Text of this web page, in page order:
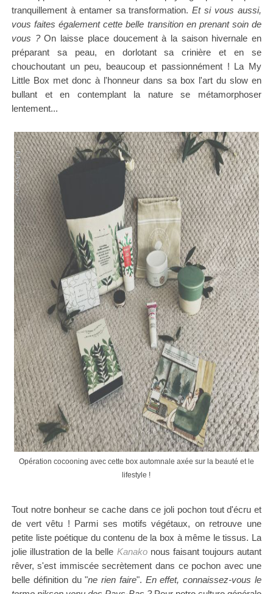
tranquillement à entamer sa transformation.Et si vous aussi,
vous faites également cette belle transition en prenant soin de
vous ?On laisse place doucement à la saison hivernale en
préparant sa peau, en dorlotant sa crinière et en se
chouchoutant un peu, beaucoup et passionnément ! La My
Little Box met donc à l'honneur dans sa box l'art du slow en
bullant et en contemplant la nature se métamorphoser
lentement...
Opération cocooning avec cette box automnale axée sur la beauté et le
lifestyle !
Tout notre bonheur se cache dans ce joli pochon tout d'écru et
de vert vêtu ! Parmi ses motifs végétaux, on retrouve une
petite liste poétique du contenu de la box à même le tissus. La
jolie illustration de la belle Kanakonous faisant toujours autant
rêver, s'est immiscée secrètement dans ce pochon avec une
belle définition du "ne rien faire". En effet, connaissez-vous le